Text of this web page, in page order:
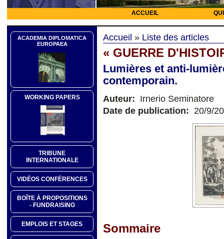
ACCUEIL
ACADEMIA DIPLOMATICA
EUROPAEA
WORKING PAPERS
TRIBUNE
INTERNATIONALE
VIDÉOS CONFÉRENCES
BOÎTE À PROPOSITIONS
- FUNDRAISING
EMPLOIS ET STAGES
Accueil » Liste des articles
« GUERRE
Lumières et anti-
contemporain.
Auteur: Irnerio Seminatore
Date de publication: 20/9/
Sommaire